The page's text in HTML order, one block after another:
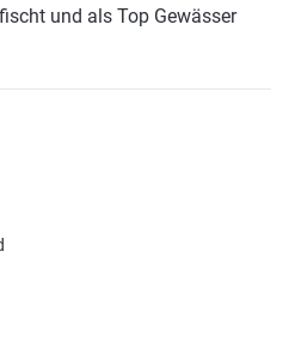
und als Top Gewässer